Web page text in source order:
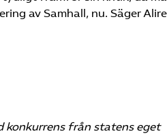
av Samhall, nu. Säger
konkurrens från statens eget